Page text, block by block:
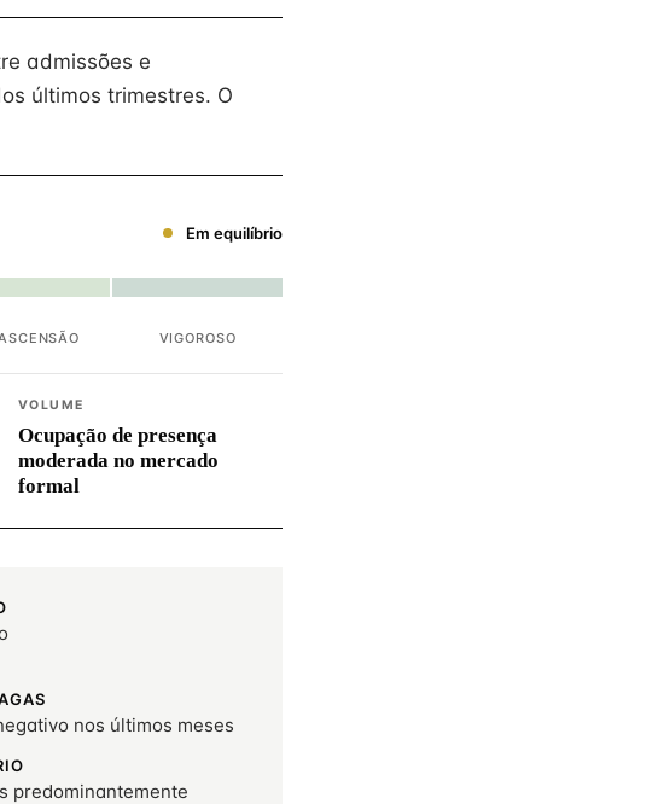
admissões e
últimos trimestres. O
Em equilíbrio
VIGOROSO
VOLUME
Ocupação de presença
moderada no mercado
formal
nos últimos meses
predominantemente